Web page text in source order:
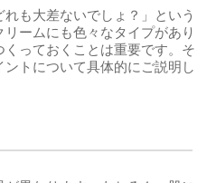
れも大差ないでしょ？」という
ームにも色々なタイプがあり
っておくことは重要です。そ
トについて具体的にご説明し